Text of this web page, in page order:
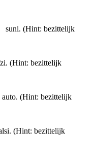
suni. (Hint: bezittelijk
(Hint: bezittelijk
auto. (Hint: bezittelijk
(Hint: bezittelijk